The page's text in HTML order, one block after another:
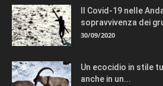
Il Covid-19 nelle
sopravvivenza dei
30/09/2020
Un ecocidio in stile
anche in un...